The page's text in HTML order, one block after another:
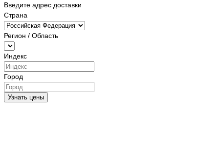
Введите адрес доставки
Страна
Регион / Область
Индекс
Город
Узнать цены